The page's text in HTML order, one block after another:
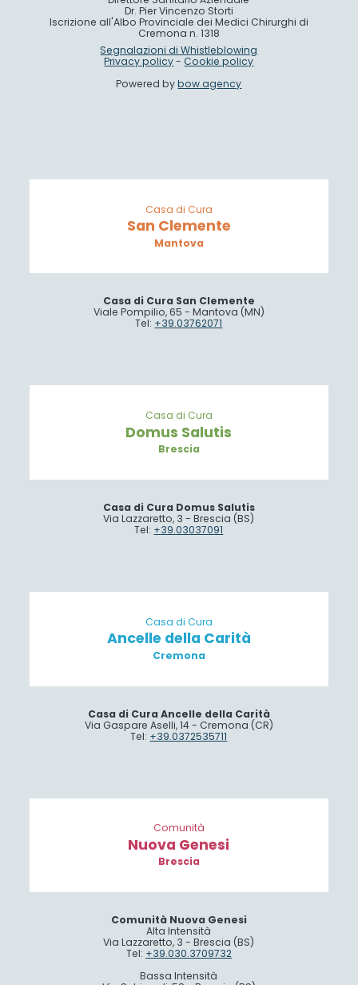
Dr. Pier Vincenzo Storti
Iscrizione all'Albo Provinciale dei Medici Chirurghi di
Cremona n. 1318
Segnalazioni di Whistleblowing
Privacy policy-Cookie policy
Powered bybow.agency
Casa di Cura
San Clemente
Mantova
Casa di Cura San Clemente
Viale Pompilio, 65 - Mantova (MN)
Tel: +39.03762071
Casa di Cura
Domus Salutis
Brescia
Casa di Cura Domus Salutis
Via Lazzaretto, 3 - Brescia (BS)
Tel: +39.03037091
Casa di Cura
Ancelle della Carità
Cremona
Casa di Cura Ancelle della Carità
Via Gaspare Aselli, 14 - Cremona (CR)
Tel: +39.0372535711
Comunità
Nuova Genesi
Brescia
Comunità Nuova Genesi
Alta Intensità
Via Lazzaretto, 3 - Brescia (BS)
Tel: +39.030.3709732
Bassa Intensità